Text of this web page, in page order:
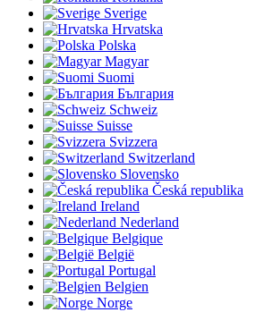
Sverige
Hrvatska
Polska
Magyar
Suomi
България
Schweiz
Suisse
Svizzera
Switzerland
Slovensko
Česká republika
Ireland
Nederland
Belgique
België
Portugal
Belgien
Norge